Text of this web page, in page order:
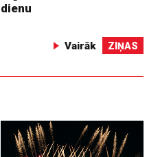
dienu
Vairāk ZIŅAS